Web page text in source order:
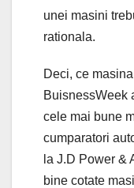
unei masini
rationala.
Deci, ce
BuisnessWeek
cele mai bune
cumparatori
la J.D Power &
bine cotate